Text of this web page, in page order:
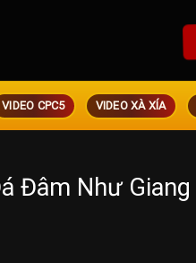
VIDEO CPC5 VIDEO XÀ XÍA
Đâm Như Giang